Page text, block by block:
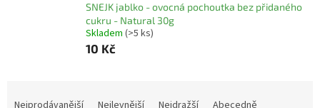
SNEJK jablko - ovocná pochoutka bez přidaného
cukru - Natural 30g
Skladem (>5 ks)
10 Kč